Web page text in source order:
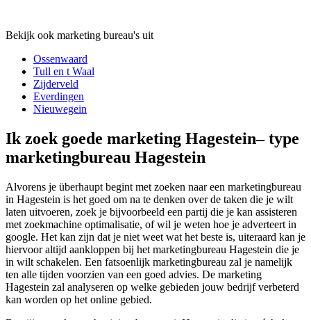
Bekijk ook marketing bureau's uit
Ossenwaard
Tull en t Waal
Zijderveld
Everdingen
Nieuwegein
Ik zoek goede marketing Hagestein– type
marketingbureau Hagestein
Alvorens je überhaupt begint met zoeken naar een marketingbureau
in Hagestein is het goed om na te denken over de taken die je wilt
laten uitvoeren, zoek je bijvoorbeeld een partij die je kan assisteren
met zoekmachine optimalisatie, of wil je weten hoe je adverteert in
google. Het kan zijn dat je niet weet wat het beste is, uiteraard kan je
hiervoor altijd aankloppen bij het marketingbureau Hagestein die je
in wilt schakelen. Een fatsoenlijk marketingbureau zal je namelijk
ten alle tijden voorzien van een goed advies. De marketing
Hagestein zal analyseren op welke gebieden jouw bedrijf verbeterd
kan worden op het online gebied.